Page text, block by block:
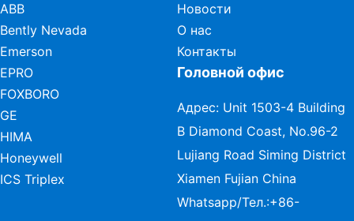
ABB
Bently Nevada
Emerson
EPRO
FOXBORO
GE
HIMA
Honeywell
ICS Triplex
Новости
О нас
Контакты
Головной офис
Адрес: Unit 1503-4 Building
B Diamond Coast, No.96-2
Lujiang Road Siming District
Xiamen Fujian China
Whatsapp/Тел.:+86-